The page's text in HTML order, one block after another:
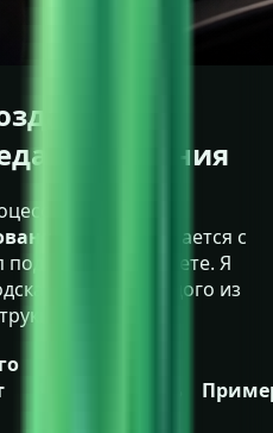
и
ИИ
начинается с
подсказки вы пишете. Я
и для каждого из